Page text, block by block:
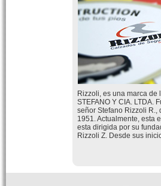
Rizzoli, es una marca de
STEFANO Y CIA. LTDA.
señor Stefano Rizzoli
1951. Actualmente, esta
esta dirigida por su
Rizzoli Z. Desde sus